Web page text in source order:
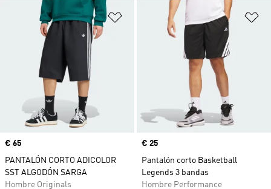
Añadir a la lista de deseos
Precio
€ 65
PANTALÓN CORTO ADICOLOR
SST ALGODÓN SARGA
Hombre Originals
Precio
€ 25
Pantalón corto Basketball
Legends 3 bandas
Hombre Performance